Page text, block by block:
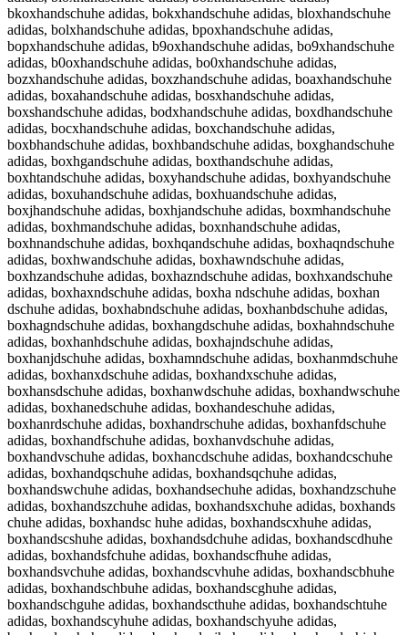
bkoxhandschuhe adidas, bokxhandschuhe adidas, bloxhandschuhe
adidas, bolxhandschuhe adidas, bpoxhandschuhe adidas,
bopxhandschuhe adidas, b9oxhandschuhe adidas, bo9xhandschuhe
adidas, b0oxhandschuhe adidas, bo0xhandschuhe adidas,
bozxhandschuhe adidas, boxzhandschuhe adidas, boaxhandschuhe
adidas, boxahandschuhe adidas, bosxhandschuhe adidas,
boxshandschuhe adidas, bodxhandschuhe adidas, boxdhandschuhe
adidas, bocxhandschuhe adidas, boxchandschuhe adidas,
boxbhandschuhe adidas, boxhbandschuhe adidas, boxghandschuhe
adidas, boxhgandschuhe adidas, boxthandschuhe adidas,
boxhtandschuhe adidas, boxyhandschuhe adidas, boxhyandschuhe
adidas, boxuhandschuhe adidas, boxhuandschuhe adidas,
boxjhandschuhe adidas, boxhjandschuhe adidas, boxmhandschuhe
adidas, boxhmandschuhe adidas, boxnhandschuhe adidas,
boxhnandschuhe adidas, boxhqandschuhe adidas, boxhaqndschuhe
adidas, boxhwandschuhe adidas, boxhawndschuhe adidas,
boxhzandschuhe adidas, boxhazndschuhe adidas, boxhxandschuhe
adidas, boxhaxndschuhe adidas, boxha ndschuhe adidas, boxhan
dschuhe adidas, boxhabndschuhe adidas, boxhanbdschuhe adidas,
boxhagndschuhe adidas, boxhangdschuhe adidas, boxhahndschuhe
adidas, boxhanhdschuhe adidas, boxhajndschuhe adidas,
boxhanjdschuhe adidas, boxhamndschuhe adidas, boxhanmdschuhe
adidas, boxhanxdschuhe adidas, boxhandxschuhe adidas,
boxhansdschuhe adidas, boxhanwdschuhe adidas, boxhandwschuhe
adidas, boxhanedschuhe adidas, boxhandeschuhe adidas,
boxhanrdschuhe adidas, boxhandrschuhe adidas, boxhanfdschuhe
adidas, boxhandfschuhe adidas, boxhanvdschuhe adidas,
boxhandvschuhe adidas, boxhancdschuhe adidas, boxhandcschuhe
adidas, boxhandqschuhe adidas, boxhandsqchuhe adidas,
boxhandswchuhe adidas, boxhandsechuhe adidas, boxhandzschuhe
adidas, boxhandszchuhe adidas, boxhandsxchuhe adidas, boxhands
chuhe adidas, boxhandsc huhe adidas, boxhandscxhuhe adidas,
boxhandscshuhe adidas, boxhandsdchuhe adidas, boxhandscdhuhe
adidas, boxhandsfchuhe adidas, boxhandscfhuhe adidas,
boxhandsvchuhe adidas, boxhandscvhuhe adidas, boxhandscbhuhe
adidas, boxhandschbuhe adidas, boxhandscghuhe adidas,
boxhandschguhe adidas, boxhandscthuhe adidas, boxhandschtuhe
adidas, boxhandscyhuhe adidas, boxhandschyuhe adidas,